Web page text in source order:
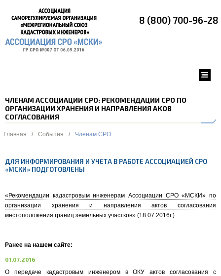
8 (800) 700-96-28
ЧЛЕНАМ АССОЦИАЦИИ СРО: РЕКОМЕНДАЦИИ СРО ПО
ОРГАНИЗАЦИИ ХРАНЕНИЯ И НАПРАВЛЕНИЯ АКОВ
СОГЛАСОВАНИЯ
Главная / События / Членам СРО
ДЛЯ ИНФОРМИРОВАНИЯ И УЧЕТА В РАБОТЕ АССОЦИАЦИЕЙ СРО
«МСКИ» ПОДГОТОВЛЕНЫ
«Рекомендации кадастровым инженерам Ассоциации СРО «МСКИ» по
организации хранения и направления актов согласования
местоположения границ земельных участков» (18.07.2016г.)
Ранее на нашем сайте:
01.07.2016
О передаче кадастровым инженером в ОКУ актов согласования с